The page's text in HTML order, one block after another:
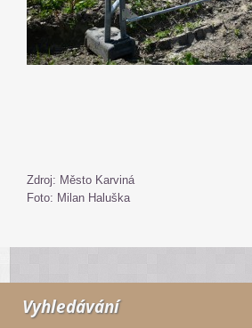
Zdroj: Město Karviná
Foto: Milan Haluška
Vyhledávání